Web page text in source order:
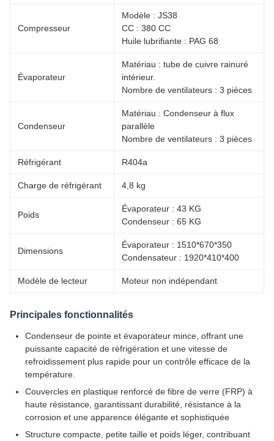
Compresseur
Modèle : JS38
CC : 380 CC
Huile lubrifiante : PAG 68
Évaporateur
Matériau : tube de cuivre rainuré
intérieur.
Nombre de ventilateurs : 3 pièces
Condenseur
Matériau : Condenseur à flux
parallèle
Nombre de ventilateurs : 3 pièces
Réfrigérant R404a
Charge de réfrigérant 4,8 kg
Poids
Évaporateur : 43 KG
Condenseur : 65 KG
Dimensions
Évaporateur : 1510*670*350
Condensateur : 1920*410*400
Modèle de lecteur Moteur non indépendant
Principales fonctionnalités
Condenseur de pointe et évaporateur mince, offrant une
puissante capacité de réfrigération et une vitesse de
refroidissement plus rapide pour un contrôle efficace de la
température.
Couvercles en plastique renforcé de fibre de verre (FRP) à
haute résistance, garantissant durabilité, résistance à la
corrosion et une apparence élégante et sophistiquée
Structure compacte, petite taille et poids léger, contribuant